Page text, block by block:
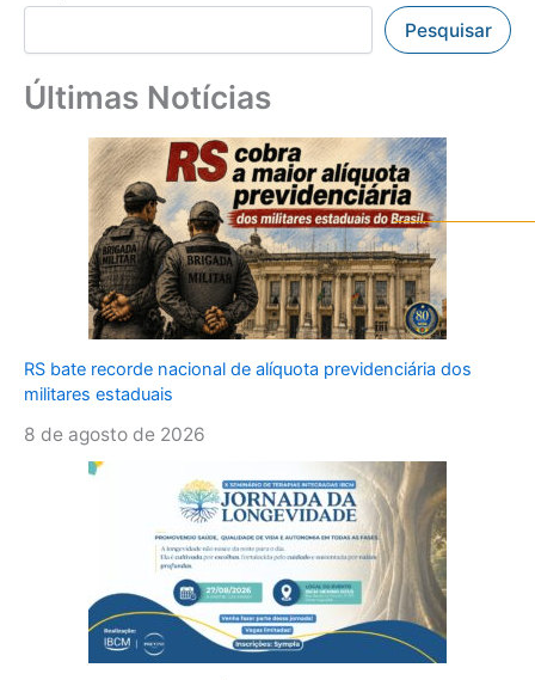
Pesquisar
Últimas Notícias
RS bate recorde nacional de alíquota previdenciária dos
militares estaduais
8 de agosto de 2026